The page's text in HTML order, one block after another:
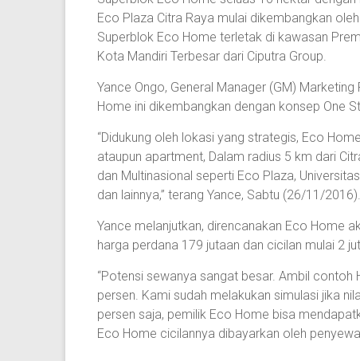
Eco Plaza Citra Raya mulai dikembangkan
Superblok Eco Home terletak di kawasan
Kota Mandiri Terbesar dari Ciputra Group.
Yance Ongo, General Manager (GM)
Home ini dikembangkan dengan konsep One
“Didukung oleh lokasi yang strategis, Eco
ataupun apartment, Dalam radius 5 km dari
dan Multinasional seperti Eco Plaza,
dan lainnya,” terang Yance, Sabtu (26/11/2016).
Yance melanjutkan, direncanakan Eco Home
harga perdana 179 jutaan dan cicilan mulai 2
“Potensi sewanya sangat besar. Ambil
persen. Kami sudah melakukan simulasi jika
persen saja, pemilik Eco Home bisa
Eco Home cicilannya dibayarkan oleh